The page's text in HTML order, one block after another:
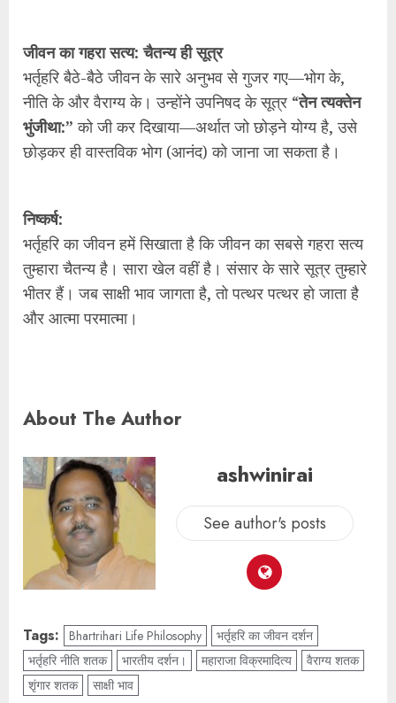
जीवन का गहरा सत्य: चैतन्य ही सूत्र
भर्तृहरि बैठे-बैठे जीवन के सारे अनुभव से गुजर गए—भोग के,
नीति के और वैराग्य के। उन्होंने उपनिषद के सूत्र “तेन त्यक्तेन
भुंजीथा:” को जी कर दिखाया—अर्थात जो छोड़ने योग्य है, उसे
छोड़कर ही वास्तविक भोग (आनंद) को जाना जा सकता है।
निष्कर्ष:
भर्तृहरि का जीवन हमें सिखाता है कि जीवन का सबसे गहरा सत्य
तुम्हारा चैतन्य है। सारा खेल वहीं है। संसार के सारे सूत्र तुम्हारे
भीतर हैं। जब साक्षी भाव जागता है, तो पत्थर पत्थर हो जाता है
और आत्मा परमात्मा।
About The Author
ashwinirai
See author's posts
Tags: Bhartrihari Life Philosophy
भर्तृहरि का जीवन दर्शन
भर्तृहरि नीति शतक
भारतीय दर्शन। महाराजा विक्रमादित्य
वैराग्य शतक
शृंगार शतक
साक्षी भाव